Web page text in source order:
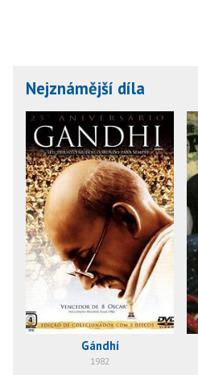
Nejznámější díla
Gándhí
1982